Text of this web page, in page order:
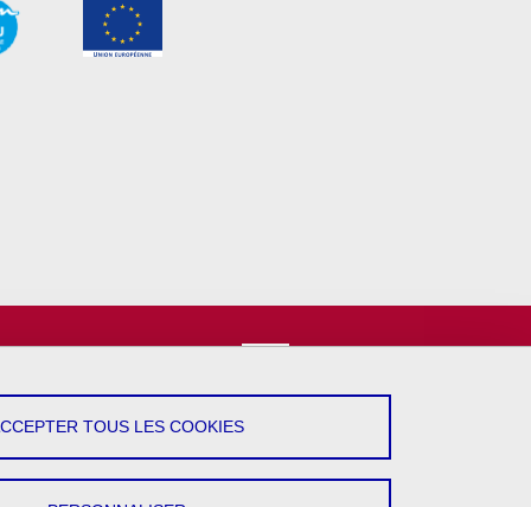
YouTube
LinkedInTOUS LES COOKIES